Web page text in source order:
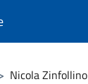
Nicola Zinfollino